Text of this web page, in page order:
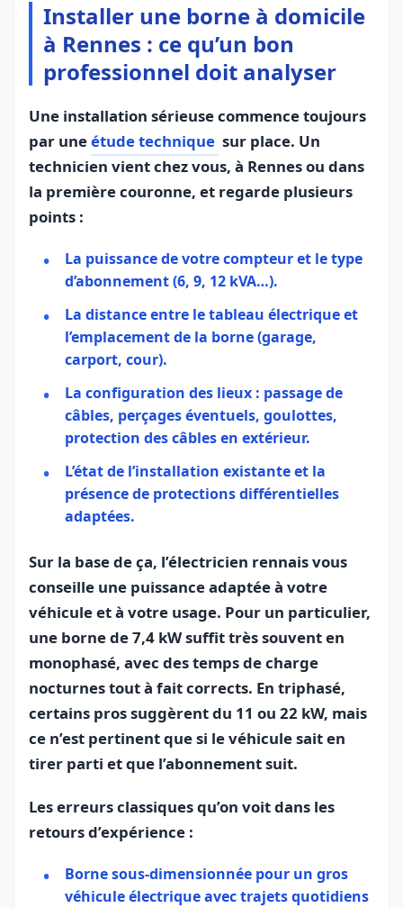
Installer une borne à domicile
à Rennes : ce qu’un bon
professionnel doit analyser
Une installation sérieuse commence toujours
par uneétude technique sur place. Un
technicien vient chez vous, à Rennes ou dans
la première couronne, et regarde plusieurs
points :
La puissance de votre compteur et le type
d’abonnement (6, 9, 12 kVA…).
La distance entre le tableau électrique et
l’emplacement de la borne (garage,
carport, cour).
La configuration des lieux : passage de
câbles, perçages éventuels, goulottes,
protection des câbles en extérieur.
L’état de l’installation existante et la
présence de protections différentielles
adaptées.
Sur la base de ça, l’électricien rennais vous
conseille une puissance adaptée à votre
véhicule et à votre usage. Pour un particulier,
une borne de 7,4 kW suffit très souvent en
monophasé, avec des temps de charge
nocturnes tout à fait corrects. En triphasé,
certains pros suggèrent du 11 ou 22 kW, mais
ce n’est pertinent que si le véhicule sait en
tirer parti et que l’abonnement suit.
Les erreurs classiques qu’on voit dans les
retours d’expérience :
Borne sous‑dimensionnée pour un gros
véhicule électrique avec trajets quotidiens